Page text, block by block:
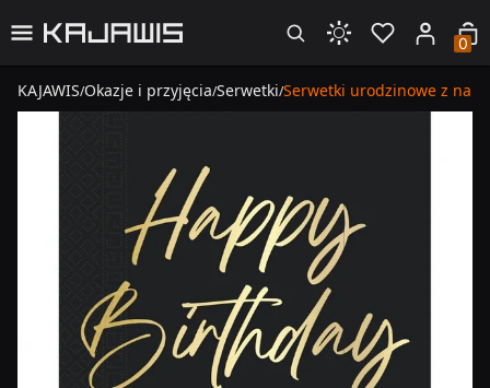
0
KAJAWIS/Okazje i przyjęcia/Serwetki/Serwetki urodzinowe z